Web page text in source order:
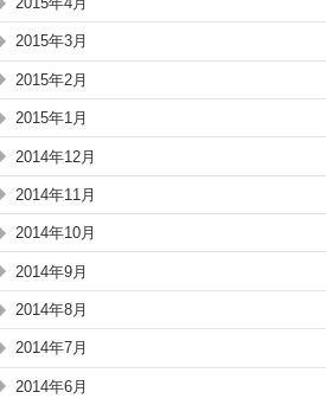
2015年3月
2015年2月
2015年1月
2014年12月
2014年11月
2014年10月
2014年9月
2014年8月
2014年7月
2014年6月